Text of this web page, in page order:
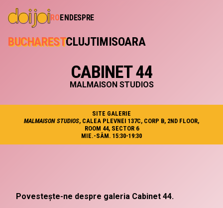
ROENDESPRE
BUCHARESTCLUJTIMISOARA
CABINET 44
MALMAISON STUDIOS
SITE GALERIE
MALMAISON STUDIOS, CALEA PLEVNEI 137C, CORP B, 2ND FLOOR,
ROOM 44, SECTOR 6
MIE.-SÂM. 15:30-19:30
Povestește-ne despre galeria Cabinet 44.